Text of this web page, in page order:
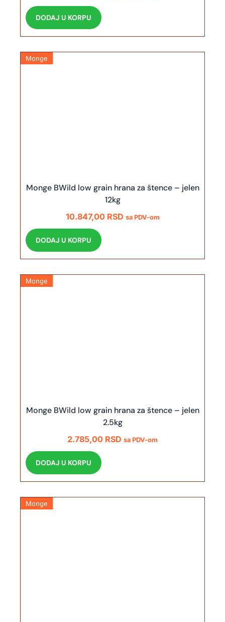
DODAJ U KORPU
Monge
Monge BWild low grain hrana za štence – jelen
12kg
10.847,00 RSD sa PDV-om
DODAJ U KORPU
Monge
Monge BWild low grain hrana za štence – jelen
2.5kg
2.785,00 RSD sa PDV-om
DODAJ U KORPU
Monge